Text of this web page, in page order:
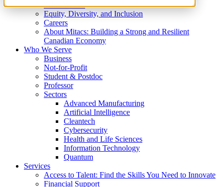
What We Do
Equity, Diversity, and Inclusion
Careers
About Mitacs: Building a Strong and Resilient
Canadian Economy
Who We Serve
Business
Not-for-Profit
Student & Postdoc
Professor
Sectors
Advanced Manufacturing
Artificial Intelligence
Cleantech
Cybersecurity
Health and Life Sciences
Information Technology
Quantum
Services
Access to Talent: Find the Skills You Need to Innovate
Financial Support